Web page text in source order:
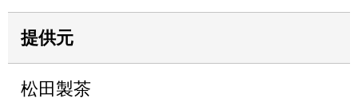
提供元
松田製茶